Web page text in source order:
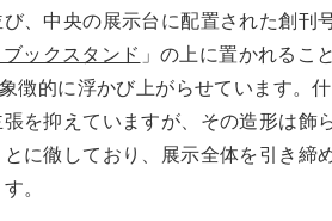
、中央の展示台に配置された創刊
ックスタンド 」の上に置かれるこ
徴的に浮かび上がらせています。
を抑えていますが、その造形は飾
に徹しており、展示全体を引き締
。